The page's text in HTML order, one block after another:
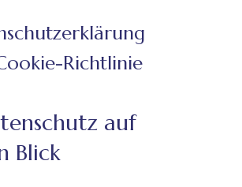
Richtlinie
auf
Blick